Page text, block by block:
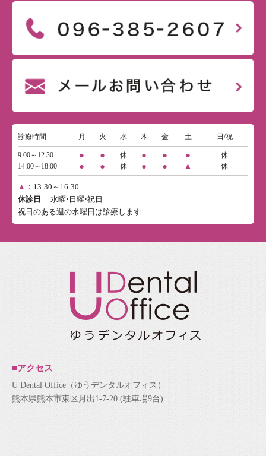
診療時間 月 火 水 木 金 土 日/祝
9:00～12:30 ● ● 休 ● ● ●
休
14:00～18:00
● ● 休 ● ● ▲ 休
▲ ：13:30～16:30
休診日
水曜•日曜•祝日
祝日のある週の水曜日は診療します
■アクセス
U Dental Office（ゆうデンタルオフィス）
熊本県熊本市東区月出1-7-20 (駐車場9台)